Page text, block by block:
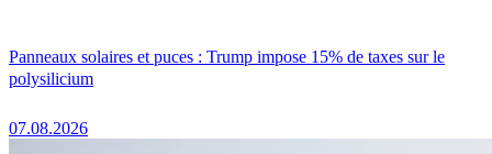
Panneaux solaires et puces : Trump impose 15% de taxes sur le
polysilicium
07.08.2026